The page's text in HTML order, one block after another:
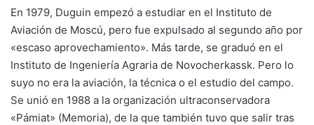
En 1979, Duguin empezó a estudiar en el Instituto de
Aviación de Moscú, pero fue expulsado al segundo año por
«escaso aprovechamiento». Más tarde, se graduó en el
Instituto de Ingeniería Agraria de Novocherkassk. Pero lo
suyo no era la aviación, la técnica o el estudio del campo.
Se unió en 1988 a la organización ultraconservadora
«Pámiat» (Memoria), de la que también tuvo que salir tras